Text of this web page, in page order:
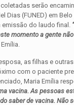
serão
Dias (FUNED) em
do laudo final.
momento a gente
as filhas e
com o paciente
Maria Emília
vacina. As pessoas
saber de vacina. Não